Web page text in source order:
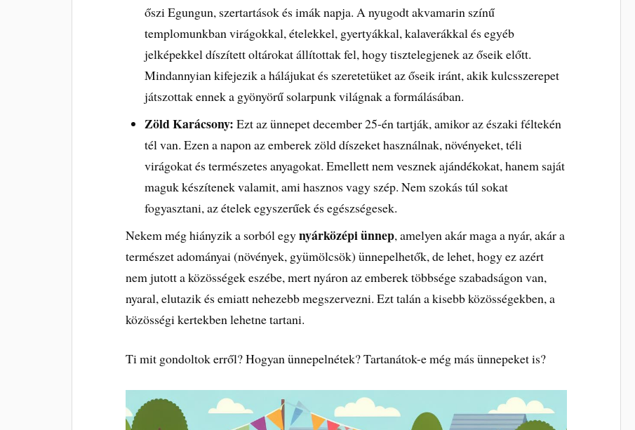
őszi Egungun, szertartások és imák napja. A nyugodt akvamarin színű
templomunkban virágokkal, ételekkel, gyertyákkal, kalaverákkal és egyéb
jelképekkel díszített oltárokat állítottak fel, hogy tisztelegjenek az őseik előtt.
Mindannyian kifejezik a hálájukat és szeretetüket az őseik iránt, akik kulcsszerepet
játszottak ennek a gyönyörű solarpunk világnak a formálásában.
Zöld Karácsony: Ezt az ünnepet december 25-én tartják, amikor az északi féltekén
tél van. Ezen a napon az emberek zöld díszeket használnak, növényeket, téli
virágokat és természetes anyagokat. Emellett nem vesznek ajándékokat, hanem saját
maguk készítenek valamit, ami hasznos vagy szép. Nem szokás túl sokat
fogyasztani, az ételek egyszerűek és egészségesek.
Nekem még hiányzik a sorból egynyárközépi ünnep, amelyen akár maga a nyár, akár a
természet adományai (növények, gyümölcsök) ünnepelhetők, de lehet, hogy ez azért
nem jutott a közösségek eszébe, mert nyáron az emberek többsége szabadságon van,
nyaral, elutazik és emiatt nehezebb megszervezni. Ezt talán a kisebb közösségekben, a
közösségi kertekben lehetne tartani.
Ti mit gondoltok erről? Hogyan ünnepelnétek? Tartanátok-e még más ünnepeket is?